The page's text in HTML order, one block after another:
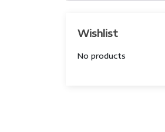
Wishlist
No products